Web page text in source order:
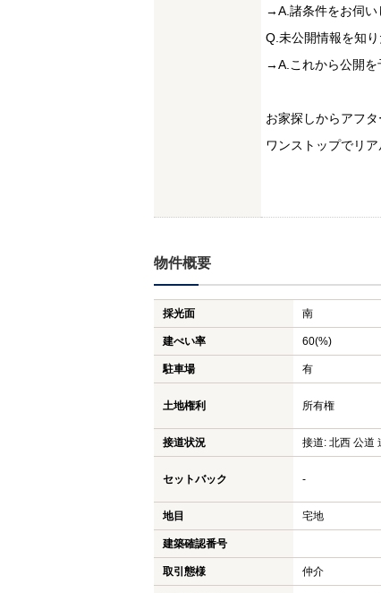
→A.諸条件をお伺い
Q.未公開情報を知り
→A.これから公開を
お家探しからアフ
ワンストップでリ
物件概要
採光面 南
建ぺい率 60(%)
駐車場 有
土地権利 所有権
接道状況 接道: 北西 公道
セットバック -
地目 宅地
建築確認番号
取引態様 仲介